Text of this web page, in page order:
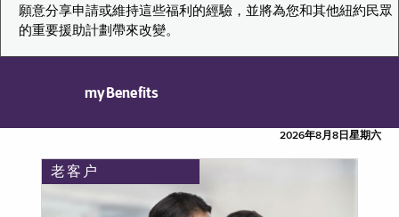
願意分享申請或維持這些福利的經驗，並將為您和其他紐約民眾
的重要援助計劃帶來改變。
myBenefits
2026年8月8日星期六
老客户